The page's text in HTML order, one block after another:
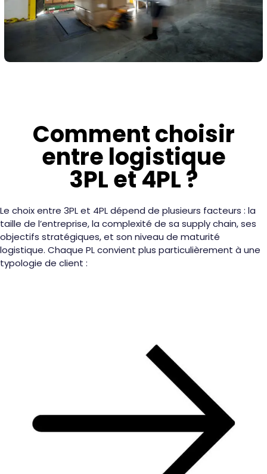
Comment choisir
entre logistique
3PL et 4PL ?
Le choix entre 3PL et 4PL dépend de plusieurs facteurs : la
taille de l’entreprise, la complexité de sa supply chain, ses
objectifs stratégiques, et son niveau de maturité
logistique. Chaque PL convient plus particulièrement à une
typologie de client :